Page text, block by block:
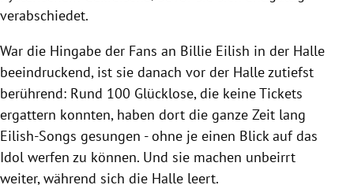
verabschiedet.
War die Hingabe der Fans an Billie Eilish in der Halle
beeindruckend, ist sie danach vor der Halle zutiefst
berührend: Rund 100 Glücklose, die keine Tickets
ergattern konnten, haben dort die ganze Zeit lang
Eilish-Songs gesungen - ohne je einen Blick auf das
Idol werfen zu können. Und sie machen unbeirrt
weiter, während sich die Halle leert.